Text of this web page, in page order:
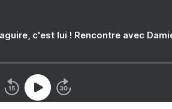
c'est lui ! Rencontre avec